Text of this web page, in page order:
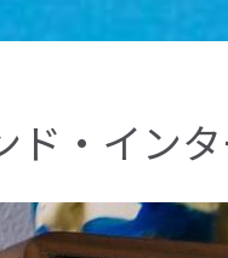
ド・イン